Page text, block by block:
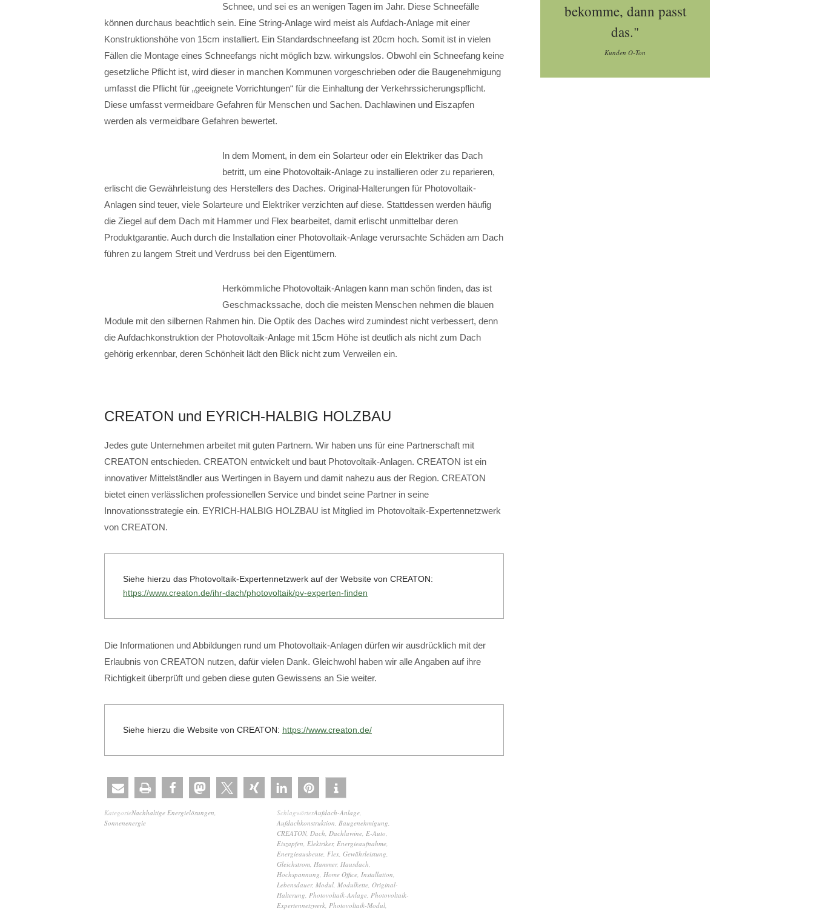
Schnee, und sei es an wenigen Tagen im Jahr. Diese Schneefälle
können durchaus beachtlich sein. Eine String-Anlage wird meist als Aufdach-Anlage mit einer
Konstruktionshöhe von 15cm installiert. Ein Standardschneefang ist 20cm hoch. Somit ist in vielen
Fällen die Montage eines Schneefangs nicht möglich bzw. wirkungslos. Obwohl ein Schneefang keine
gesetzliche Pflicht ist, wird dieser in manchen Kommunen vorgeschrieben oder die Baugenehmigung
umfasst die Pflicht für „geeignete Vorrichtungen“ für die Einhaltung der Verkehrssicherungspflicht.
Diese umfasst vermeidbare Gefahren für Menschen und Sachen. Dachlawinen und Eiszapfen
werden als vermeidbare Gefahren bewertet.
In dem Moment, in dem ein Solarteur oder ein Elektriker das Dach
betritt, um eine Photovoltaik-Anlage zu installieren oder zu reparieren,
erlischt die Gewährleistung des Herstellers des Daches. Original-Halterungen für Photovoltaik-
Anlagen sind teuer, viele Solarteure und Elektriker verzichten auf diese. Stattdessen werden häufig
die Ziegel auf dem Dach mit Hammer und Flex bearbeitet, damit erlischt unmittelbar deren
Produktgarantie. Auch durch die Installation einer Photovoltaik-Anlage verursachte Schäden am Dach
führen zu langem Streit und Verdruss bei den Eigentümern.
Herkömmliche Photovoltaik-Anlagen kann man schön finden, das ist
Geschmackssache, doch die meisten Menschen nehmen die blauen
Module mit den silbernen Rahmen hin. Die Optik des Daches wird zumindest nicht verbessert, denn
die Aufdachkonstruktion der Photovoltaik-Anlage mit 15cm Höhe ist deutlich als nicht zum Dach
gehörig erkennbar, deren Schönheit lädt den Blick nicht zum Verweilen ein.
CREATON und EYRICH-HALBIG HOLZBAU
Jedes gute Unternehmen arbeitet mit guten Partnern. Wir haben uns für eine Partnerschaft mit
CREATON entschieden. CREATON entwickelt und baut Photovoltaik-Anlagen. CREATON ist ein
innovativer Mittelständler aus Wertingen in Bayern und damit nahezu aus der Region. CREATON
bietet einen verlässlichen professionellen Service und bindet seine Partner in seine
Innovationsstrategie ein. EYRICH-HALBIG HOLZBAU ist Mitglied im Photovoltaik-Expertennetzwerk
von CREATON.
Siehe hierzu das Photovoltaik-Expertennetzwerk auf der Website von CREATON:
https://www.creaton.de/ihr-dach/photovoltaik/pv-experten-finden
Die Informationen und Abbildungen rund um Photovoltaik-Anlagen dürfen wir ausdrücklich mit der
Erlaubnis von CREATON nutzen, dafür vielen Dank. Gleichwohl haben wir alle Angaben auf ihre
Richtigkeit überprüft und geben diese guten Gewissens an Sie weiter.
Siehe hierzu die Website von CREATON: https://www.creaton.de/
KategorieNachhaltige Energielösungen
Sonnenenergie
SchlagwörterAufdach-Anlage
Aufdachkonstruktion Baugenehmigung
CREATON, Dach Dachlawine E-Auto
Eiszapfen Elektriker, Energieaufnahme
Energieausbeute Flex Gewährleistung
Gleichstrom Hammer, Hausdach
Hochspannung Home Office Installation
Lebensdauer, Modul Modulkette Original-
Halterung Photovoltaik-Anlage Photovoltaik-
Expertennetzwerk Photovoltaik-Modul
bekomme, dann passt
das."
Kunden O-Ton